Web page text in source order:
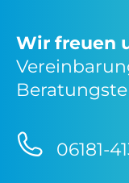
Wir freuen
06181-